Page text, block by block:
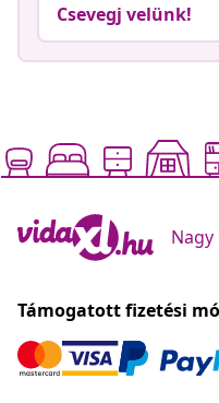
Csevegj velünk!
Támogatott fizetési